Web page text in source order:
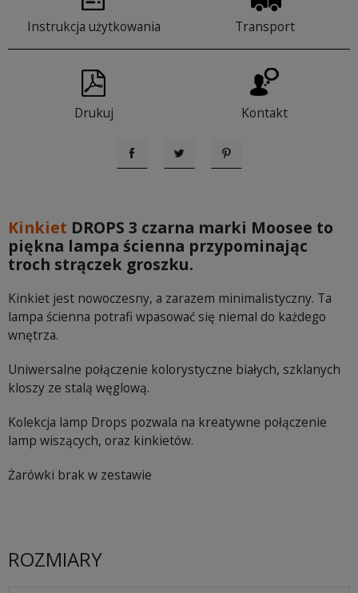
Instrukcja użytkowania Transport
Drukuj Kontakt
UdostępnijTweetujPinterest
Kinkiet DROPS 3 czarna marki Moosee to
piękna lampa ścienna przypominając
troch strączek groszku.
Kinkiet jest nowoczesny, a zarazem minimalistyczny. Ta
lampa ścienna potrafi wpasować się niemal do każdego
wnętrza.
Uniwersalne połączenie kolorystyczne białych, szklanych
kloszy ze stalą węglową.
Kolekcja lamp Drops pozwala na kreatywne połączenie
lamp wiszących, oraz kinkietów.
Żarówki brak w zestawie
ROZMIARY